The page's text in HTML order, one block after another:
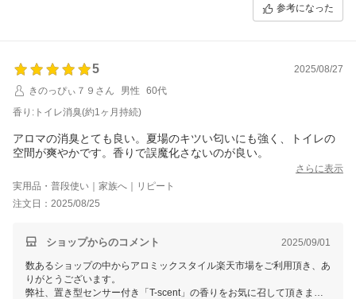
これからも快適にお使いいただけるよう、引き続き品質とサービスの向
参考になった
5
2025/08/27
きのっぴぃ７９さん
男性
60代
香り:トイレ消臭(約1ヶ月持続)
アロマの消臭とても良い。夏場のキツい匂いにも強く、トイレの
空間が爽やかです。香りで誤魔化さないのが良い。
さらに表示
実用品・普段使い｜家族へ｜リピート
注文日：2025/08/25
ショップからのコメント 2025/09/01
数あるショップの中からアロミックスタイル楽天市場をご利用頂き、あ
りがとうございます。
弊社、置き型センサー付き「T-scent」の香りをお気に召して頂きまし